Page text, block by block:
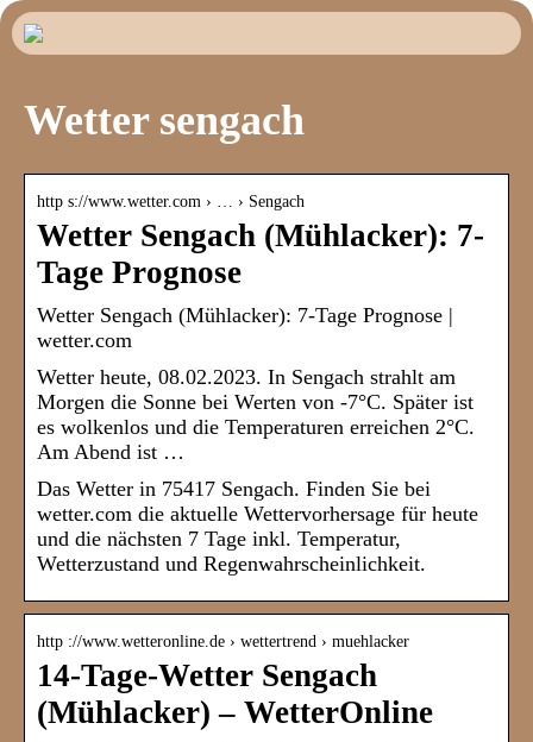
Wetter sengach
http s://www.wetter.com › … › Sengach
Wetter Sengach (Mühlacker): 7-
Tage Prognose
Wetter Sengach (Mühlacker): 7-Tage Prognose |
wetter.com
Wetter heute, 08.02.2023. In Sengach strahlt am
Morgen die Sonne bei Werten von -7°C. Später ist
es wolkenlos und die Temperaturen erreichen 2°C.
Am Abend ist …
Das Wetter in 75417 Sengach. Finden Sie bei
wetter.com die aktuelle Wettervorhersage für heute
und die nächsten 7 Tage inkl. Temperatur,
Wetterzustand und Regenwahrscheinlichkeit.
http ://www.wetteronline.de › wettertrend › muehlacker
14-Tage-Wetter Sengach
(Mühlacker) – WetterOnline